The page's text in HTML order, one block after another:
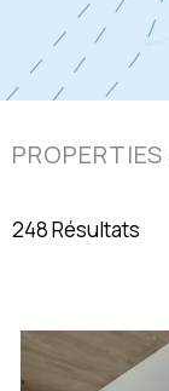
248 Résultats